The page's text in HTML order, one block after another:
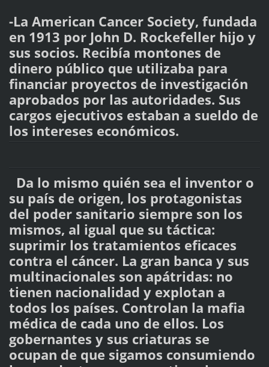
-La American Cancer Society, fundada
en 1913 por John D. Rockefeller hijo y
sus socios. Recibía montones de
dinero público que utilizaba para
financiar proyectos de investigación
aprobados por las autoridades. Sus
cargos ejecutivos estaban a sueldo de
los intereses económicos.
Da lo mismo quién sea el inventor o
su país de origen, los protagonistas
del poder sanitario siempre son los
mismos, al igual que su táctica:
suprimir los tratamientos eficaces
contra el cáncer. La gran banca y sus
multinacionales son apátridas: no
tienen nacionalidad y explotan a
todos los países. Controlan la mafia
médica de cada uno de ellos. Los
gobernantes y sus criaturas se
ocupan de que sigamos consumiendo